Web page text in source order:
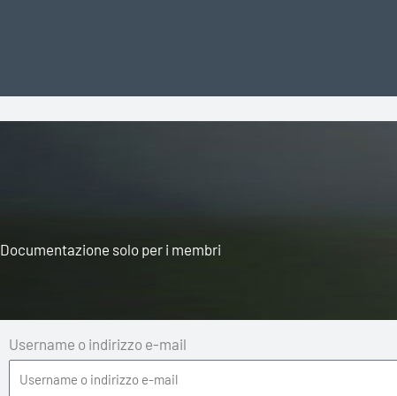
Documentazione solo per i membri
Username o indirizzo e-mail